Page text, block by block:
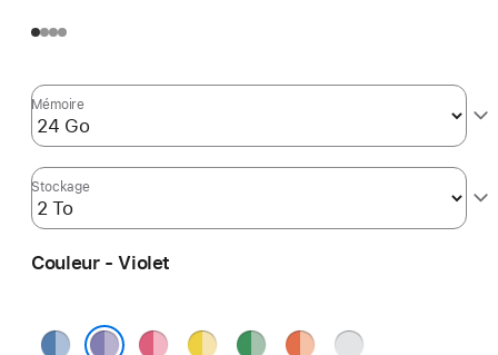
Mémoire
Stockage
Couleur - Violet
Bleu Rose JauneVert OrangeArgent